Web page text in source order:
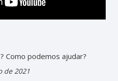
Como podemos ajudar?
de 2021